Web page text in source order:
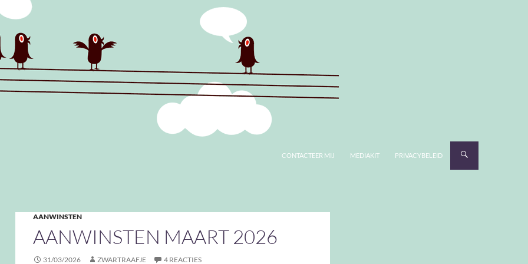
CONTACTEER MIJ MEDIAKIT PRIVACYBELEID
AANWINSTEN
AANWINSTEN MAART 2026
31/03/2026 ZWARTRAAFJE 4 REACTIES